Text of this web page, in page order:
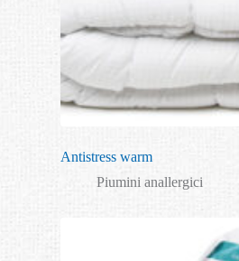
Antistress warm
Piumini anallergici